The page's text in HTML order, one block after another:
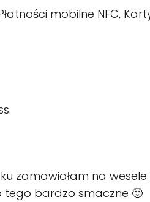
mobilne NFC,
zamawiałam na
tego bardzo smaczne 🙂